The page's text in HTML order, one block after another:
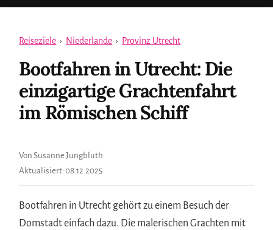
Reiseziele › Niederlande › Provinz Utrecht
Bootfahren in Utrecht: Die
einzigartige Grachtenfahrt
im Römischen Schiff
Von Susanne Jungbluth
Aktualisiert:08.12.2025
Bootfahren in Utrecht gehört zu einem Besuch der
Domstadt einfach dazu. Die malerischen Grachten mit